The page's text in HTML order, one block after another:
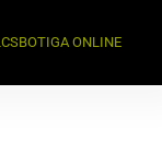
BOTIGA ONLINE